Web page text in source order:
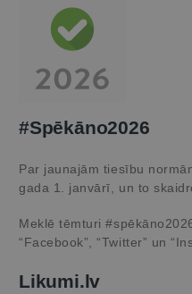
#Spēkāno2026
Par jaunajām tiesību
gada 1. janvārī, un to
Meklē tēmturi
“Facebook”, “Twitter” un
Likumi.lv